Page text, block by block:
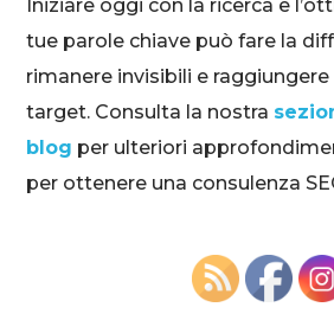
Iniziare oggi con la ricerca e
tue parole chiave può fare la
rimanere invisibili e
target. Consulta la nostra
blog per ulteriori
per ottenere una consulenza